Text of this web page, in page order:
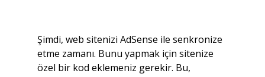
Şimdi, web sitenizi AdSense ile senkronize
etme zamanı. Bunu yapmak için sitenize
özel bir kod eklemeniz gerekir. Bu,